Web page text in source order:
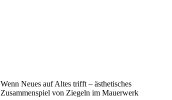
Wenn Neues auf Altes trifft – ästhetisches
Zusammenspiel von Ziegeln im Mauerwerk